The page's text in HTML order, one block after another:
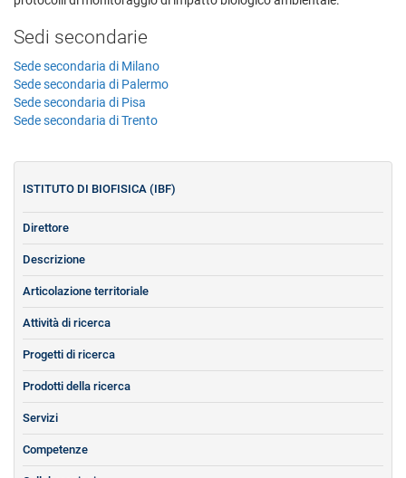
Sedi secondarie
Sede secondaria di Milano
Sede secondaria di Palermo
Sede secondaria di Pisa
Sede secondaria di Trento
ISTITUTO DI BIOFISICA (IBF)
Direttore
Descrizione
Articolazione territoriale
Attività di ricerca
Progetti di ricerca
Prodotti della ricerca
Servizi
Competenze